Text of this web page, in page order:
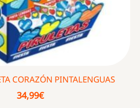
CORAZÓN PINTALENGUAS
34,99€